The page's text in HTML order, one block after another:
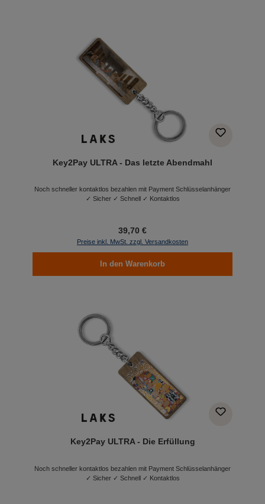
Key2Pay ULTRA - Das letzte Abendmahl
Noch schneller kontaktlos bezahlen mit Payment Schlüsselanhänger
✓ Sicher ✓ Schnell ✓ Kontaktlos
39,70 €
Preise inkl. MwSt. zzgl. Versandkosten
In den Warenkorb
Key2Pay ULTRA - Die Erfüllung
Noch schneller kontaktlos bezahlen mit Payment Schlüsselanhänger
✓ Sicher ✓ Schnell ✓ Kontaktlos